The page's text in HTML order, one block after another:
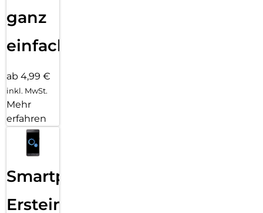
ganz
einfach
ab 4,99 €
inkl. MwSt.
Mehr
erfahren
Smartphone
Ersteinrichtung